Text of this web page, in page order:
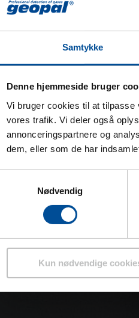
Samtykke
Denne hjemmeside bruger
Vi bruger cookies til at tilpasse
vores trafik. Vi deler også
annonceringspartnere og
dem, eller som de har
Nødvendig
Kun nødvendige